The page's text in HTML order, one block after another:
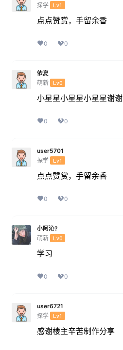
探学 Lv1
点点赞赏，手留余香
0 0
依夏
萌新 Lv0
小星星小星星小星星谢谢
0 0
user5701
探学 Lv1
点点赞赏，手留余香
0 0
小阿沁?
萌新 Lv0
学习
0 0
user6721
探学 Lv1
感谢楼主辛苦制作分享